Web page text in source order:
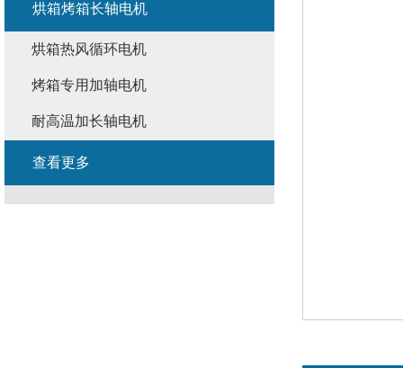
烘箱烤箱长轴电机
烘箱热风循环电机
烤箱专用加轴电机
耐高温加长轴电机
查看更多